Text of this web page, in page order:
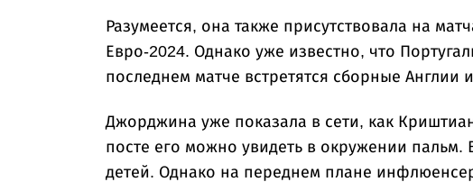
Разумеется, она также присутствовала на
Евро-2024. Однако уже известно, что
последнем матче встретятся сборные Англии
Джорджина уже показала в сети, как
посте его можно увидеть в окружении
детей. Однако на переднем плане